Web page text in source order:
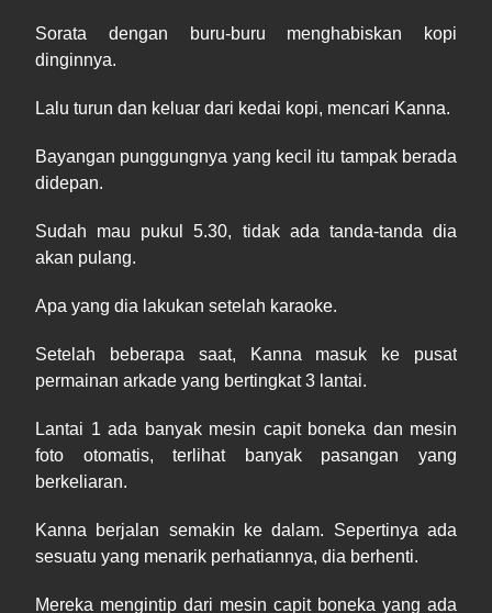
Sorata dengan buru-buru menghabiskan kopi
dinginnya.
Lalu turun dan keluar dari kedai kopi, mencari Kanna.
Bayangan punggungnya yang kecil itu tampak berada
didepan.
Sudah mau pukul 5.30, tidak ada tanda-tanda dia
akan pulang.
Apa yang dia lakukan setelah karaoke.
Setelah beberapa saat, Kanna masuk ke pusat
permainan arkade yang bertingkat 3 lantai.
Lantai 1 ada banyak mesin capit boneka dan mesin
foto otomatis, terlihat banyak pasangan yang
berkeliaran.
Kanna berjalan semakin ke dalam. Sepertinya ada
sesuatu yang menarik perhatiannya, dia berhenti.
Mereka mengintip dari mesin capit boneka yang ada